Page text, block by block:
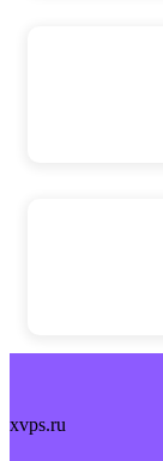
xvps.ru